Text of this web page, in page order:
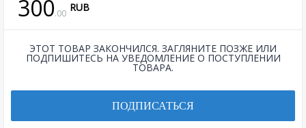
300.00 RUB
ЭТОТ ТОВАР ЗАКОНЧИЛСЯ. ЗАГЛЯНИТЕ ПОЗЖЕ ИЛИ
ПОДПИШИТЕСЬ НА УВЕДОМЛЕНИЕ О ПОСТУПЛЕНИИ
ТОВАРА.
ПОДПИСАТЬСЯ